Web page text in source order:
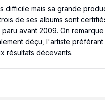
mais sa grande
de ses albums sont
avant 2009. On
déçu, l'artiste
résultats décevants.